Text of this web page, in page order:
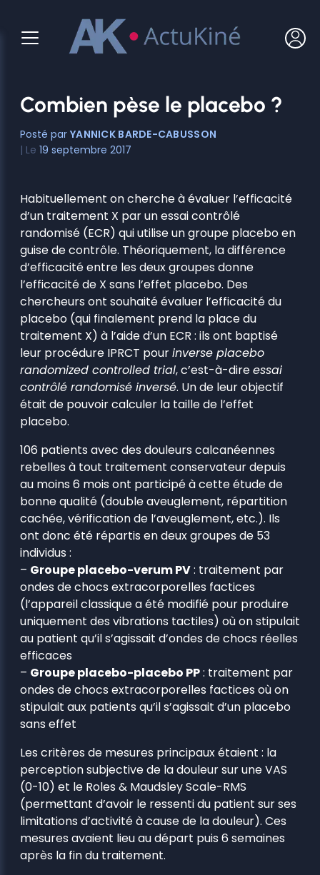
contenu
Combien pèse le placebo ?
YANNICK BARDE-CABUSSON
19 septembre 2017
Habituellement on cherche à évaluer l’efficacité
d’un traitement X par un essai contrôlé
randomisé (ECR) qui utilise un groupe placebo en
guise de contrôle. Théoriquement, la différence
d’efficacité entre les deux groupes donne
l’efficacité de X sans l’effet placebo. Des
chercheurs ont souhaité évaluer l’efficacité du
placebo (qui finalement prend la place du
traitement X) à l’aide d’un ECR : ils ont baptisé
leur procédure IPRCT pourinverse placebo
randomized controlled trial, c’est-à-direessai
contrôlé randomisé inversé. Un de leur objectif
était de pouvoir calculer la taille de l’effet
placebo.
106 patients avec des douleurs calcanéennes
rebelles à tout traitement conservateur depuis
au moins 6 mois ont participé à cette étude de
bonne qualité (double aveuglement, répartition
cachée, vérification de l’aveuglement, etc.). Ils
ont donc été répartis en deux groupes de 53
individus :
– Groupe placebo-verum PV: traitement par
ondes de chocs extracorporelles factices
(l’appareil classique a été modifié pour produire
uniquement des vibrations tactiles) où on stipulait
au patient qu’il s’agissait d’ondes de chocs réelles
efficaces
– Groupe placebo-placebo PP: traitement par
ondes de chocs extracorporelles factices où on
stipulait aux patients qu’il s’agissait d’un placebo
sans effet
Les critères de mesures principaux étaient : la
perception subjective de la douleur sur une VAS
(0-10) et le Roles & Maudsley Scale-RMS
(permettant d’avoir le ressenti du patient sur ses
limitations d’activité à cause de la douleur). Ces
mesures avaient lieu au départ puis 6 semaines
après la fin du traitement.